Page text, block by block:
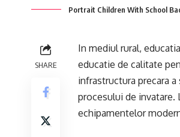
Portrait Children With School
SHARE
In mediul rural,
educatie de calitate
infrastructura precara
procesului de invatare.
echipamentelor